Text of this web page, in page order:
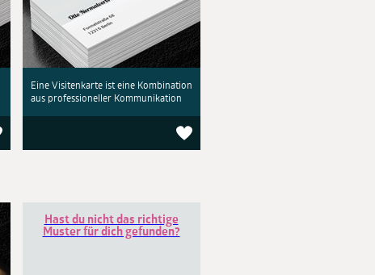
Eine Visitenkarte ist eine Kombination
aus professioneller Kommunikation
Hast du nicht das richtige
Muster für dich gefunden?